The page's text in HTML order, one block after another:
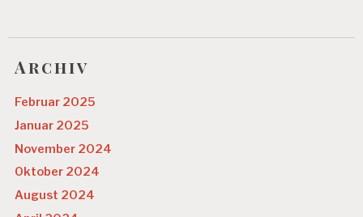
Archiv
Februar 2025
Januar 2025
November 2024
Oktober 2024
August 2024